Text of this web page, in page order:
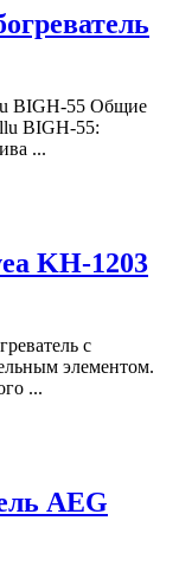
BIGH-55 Общие
BIGH-55:
...
KH-1203
с
элементом.
...
AEG